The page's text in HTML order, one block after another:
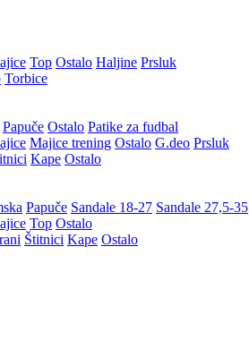
Top Ostalo Haljine Prsluk
Torbice
Papuče Ostalo Patike za fudbal
Majice trening Ostalo G.deo Prsluk
Kape Ostalo
Papuče Sandale 18-27 Sandale 27,5-35
Top Ostalo
Štitnici Kape Ostalo